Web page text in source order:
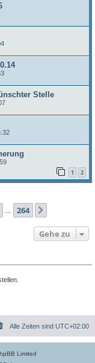
Stelle
1 2
264
Gehe zu
Alle Zeiten sind UTC+02:00
Limited